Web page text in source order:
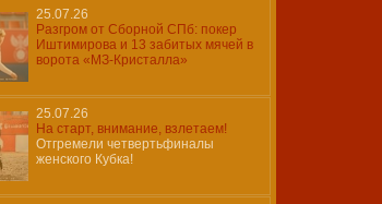
25.07.26
Разгром от Сборной СПб: покер
Иштимирова и 13 забитых мячей в
ворота «МЗ-Кристалла»
25.07.26
На старт, внимание, взлетаем!
Отгремели четвертьфиналы
женского Кубка!